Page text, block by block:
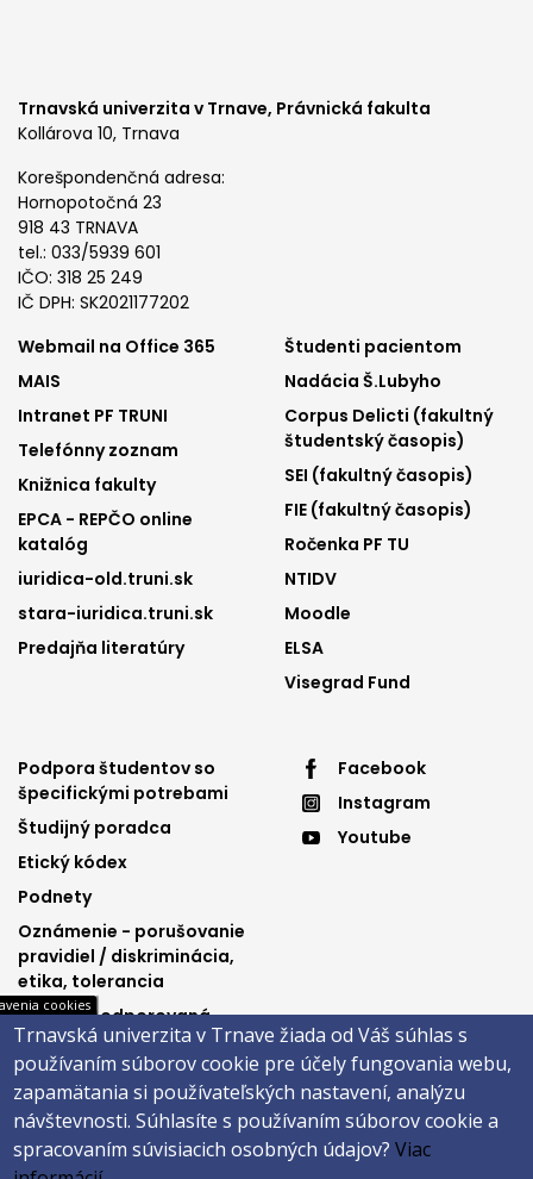
Trnavská univerzita v Trnave, Právnická fakulta
Kollárova 10, Trnava
Korešpondenčná adresa:
Hornopotočná 23
918 43 TRNAVA
tel.: 033/5939 601
IČO: 318 25 249
IČ DPH: SK2021177202
Footer
menu
1
Webmail na Office 365
MAIS
Intranet PF TRUNI
Telefónny zoznam
Knižnica fakulty
EPCA - REPČO online
katalóg
iuridica-old.truni.sk
stara-iuridica.truni.sk
Predajňa literatúry
Footer
menu
2
Študenti pacientom
Nadácia Š.Lubyho
Corpus Delicti (fakultný
študentský časopis)
SEI (fakultný časopis)
FIE (fakultný časopis)
Ročenka PF TU
NTIDV
Moodle
ELSA
Visegrad Fund
Footer
menu
3
Podpora študentov so
špecifickými potrebami
Študijný poradca
Etický kódex
Podnety
Oznámenie - porušovanie
pravidiel / diskriminácia,
etika, tolerancia
Výučba podporovaná
Ministerstvom
spravodlivosti SR
Footer
menu
Facebook
Instagram
Youtube
Päta
cookies
Trnavská univerzita v Trnave žiada od Váš súhlas s
používaním súborov cookie pre účely fungovania webu,
zapamätania si používateľských nastavení, analýzu
návštevnosti. Súhlasíte s používaním súborov cookie a
spracovaním súvisiacich osobných údajov?Viac